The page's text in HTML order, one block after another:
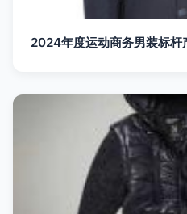
2024年度运动商务男装标杆